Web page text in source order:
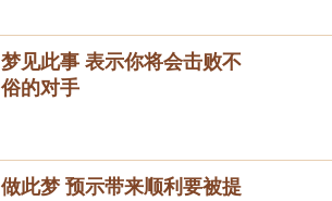
梦见此事 表示你将会击败不
俗的对手
做此梦 预示带来顺利要被提